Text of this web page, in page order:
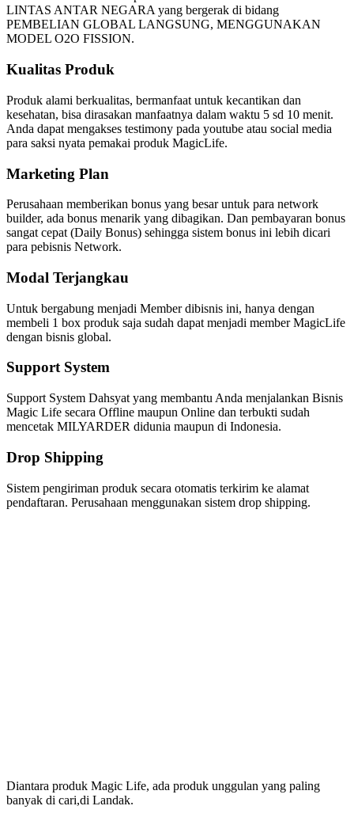
LINTAS ANTAR NEGARA yang bergerak di bidang
PEMBELIAN GLOBAL LANGSUNG, MENGGUNAKAN
MODEL O2O FISSION.
Kualitas Produk
Produk alami berkualitas, bermanfaat untuk kecantikan dan
kesehatan, bisa dirasakan manfaatnya dalam waktu 5 sd 10 menit.
Anda dapat mengakses testimony pada youtube atau social media
para saksi nyata pemakai produk MagicLife.
Marketing Plan
Perusahaan memberikan bonus yang besar untuk para network
builder, ada bonus menarik yang dibagikan. Dan pembayaran bonus
sangat cepat (Daily Bonus) sehingga sistem bonus ini lebih dicari
para pebisnis Network.
Modal Terjangkau
Untuk bergabung menjadi Member dibisnis ini, hanya dengan
membeli 1 box produk saja sudah dapat menjadi member MagicLife
dengan bisnis global.
Support System
Support System Dahsyat yang membantu Anda menjalankan Bisnis
Magic Life secara Offline maupun Online dan terbukti sudah
mencetak MILYARDER didunia maupun di Indonesia.
Drop Shipping
Sistem pengiriman produk secara otomatis terkirim ke alamat
pendaftaran. Perusahaan menggunakan sistem drop shipping.
Diantara produk Magic Life, ada produk unggulan yang paling
banyak di cari,di Landak.